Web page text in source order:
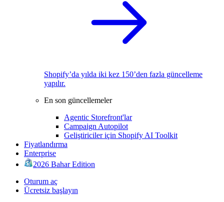
Shopify’da yılda iki kez 150’den fazla güncelleme
yapılır.
En son güncellemeler
Agentic Storefront'lar
Campaign Autopilot
Geliştiriciler için Shopify AI Toolkit
Fiyatlandırma
Enterprise
2026 Bahar Edition
Oturum aç
Ücretsiz başlayın